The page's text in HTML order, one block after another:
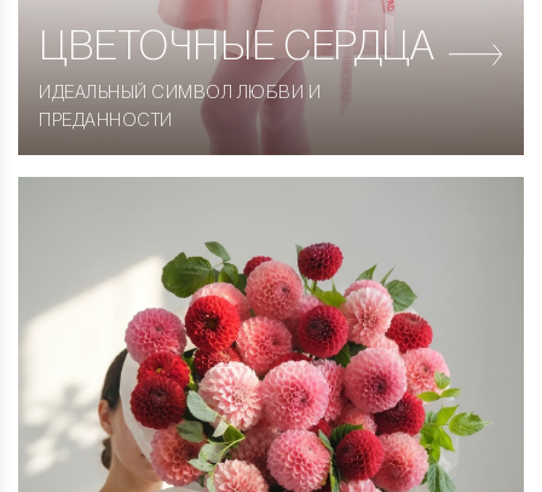
ЦВЕТОЧНЫЕ СЕРДЦА
ИДЕАЛЬНЫЙ СИМВОЛ ЛЮБВИ И
ПРЕДАННОСТИ